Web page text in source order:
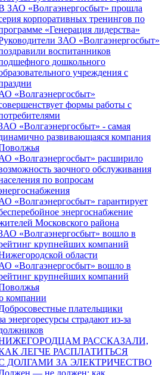
ЗАО «Волгаэнергосбыт» прошла
корпоративных тренингов по
«Генерация лидерства»
ЗАО «Волгаэнергосбыт»
воспитанников
дошкольного
учреждения с
«Волгаэнергосбыт»
формы работы с
«Волгаэнергосбыт» - самая
развивающаяся компания
«Волгаэнергосбыт» расширило
заочного обслуживания
по вопросам
«Волгаэнергосбыт» гарантирует
энергоснабжение
Московского района
«Волгаэнергосбыт» вошло в
крупнейших компаний
области
«Волгаэнергосбыт» вошло в
крупнейших компаний
плательщики
энергоресурсы страдают из-за
РАССКАЗАЛИ,
ЛЕГЧЕ РАСПЛАТИТЬСЯ
ДОЛГАМИ ЗА ЭЛЕКТРИЧЕСТВО